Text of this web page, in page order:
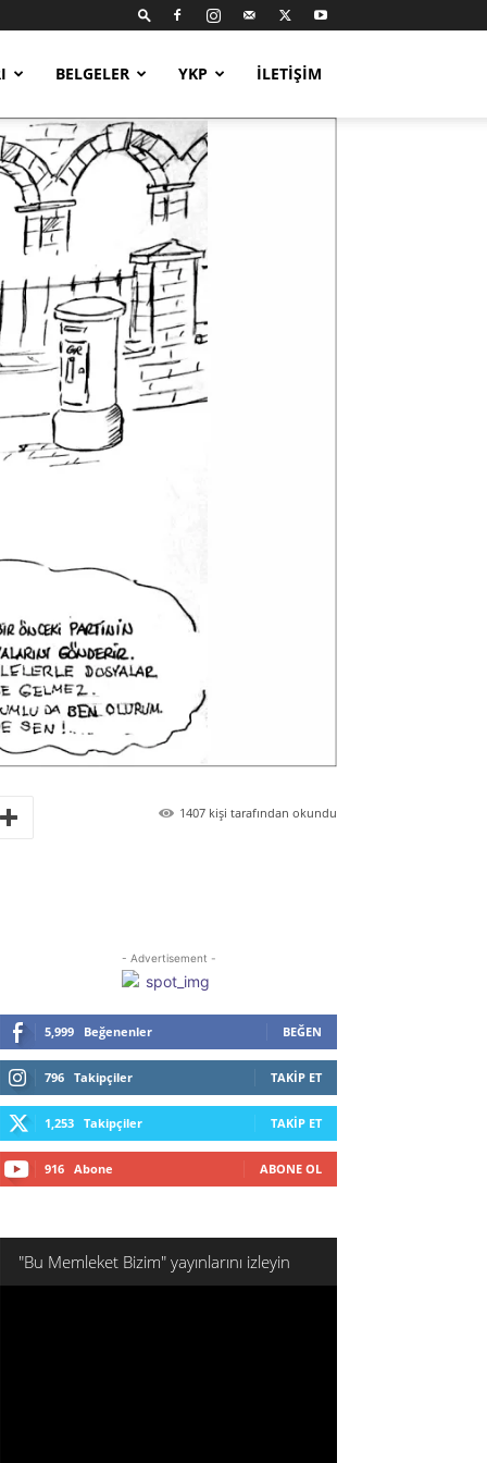
BELGELER YKP İLETIŞIM
1407 kişi tarafından okundu
- Advertisement -
5,999 Beğenenler BEĞEN
796 Takipçiler TAKIP ET
1,253 Takipçiler TAKIP ET
916 Abone ABONE OL
"Bu Memleket Bizim" yayınlarını izleyin